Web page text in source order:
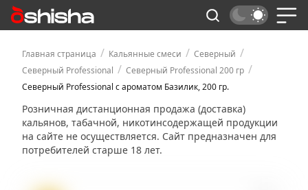
Главная страница / Кальянные смеси / Северный /
Северный Professional / Северный Professional 200 гр /
Северный Professional с ароматом Базилик, 200 гр.
Розничная дистанционная продажа (доставка)
кальянов, табачной, никотинсодержащей продукции
на сайте не осуществляется. Сайт предназначен для
потребителей старше 18 лет.